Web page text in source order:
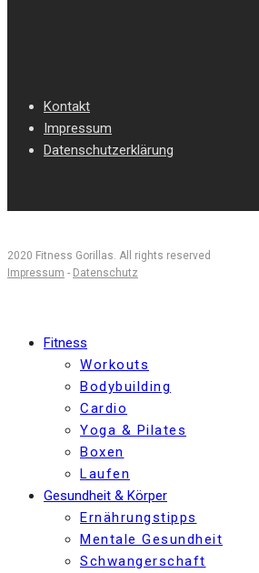
Kontakt
Impressum
Datenschutzerklärung
2020 Fitness Gorillas. All rights reserved
Impressum - Datenschutz
Fitness
Workouts
Bodybuilding
Cardio
Yoga & Pilates
Boxen
Laufen
Gesundheit & Körper
Ernährungstipps
Mentale Gesundheit
Schwangerschaft